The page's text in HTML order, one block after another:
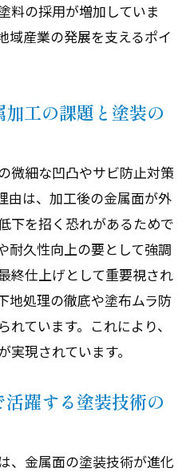
料の採用が増加していま
域産業の発展を支えるポイ
工の課題と塗装の
微細な凹凸やサビ防止対策
由は、加工後の金属面が外
下を招く恐れがあるためで
耐久性向上の要として強調
終仕上げとして重要視され
地処理の徹底や塗布ムラ防
ています。これにより、
現されています。
躍する塗装技術の
、金属面の塗装技術が進化